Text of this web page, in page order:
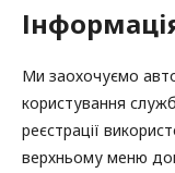
Ми заохочуємо
користування
реєстрації
верхньому меню